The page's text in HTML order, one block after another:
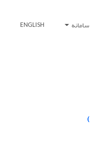
ENGLISH